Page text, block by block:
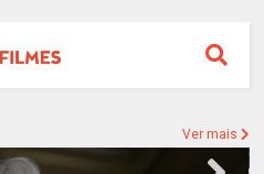
Ver mais